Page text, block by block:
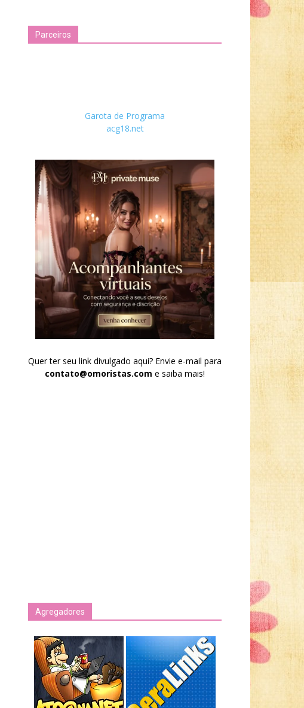
Parceiros
Garota de Programa
acg18.net
Quer ter seu link divulgado aqui? Envie e-mail para
contato@omoristas.com e saiba mais!
Agregadores